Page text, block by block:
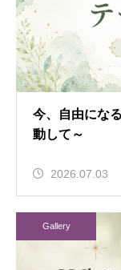
今、自由にな
動して～
2026.07.03
Gallery